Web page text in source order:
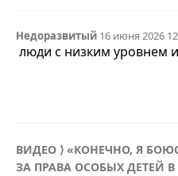
Недоразвитый 16 июня 2026
люди с низким уровнем
ВИДЕО ⟩ «КОНЕЧНО, Я
ЗА ПРАВА ОСОБЫХ ДЕТЕЙ